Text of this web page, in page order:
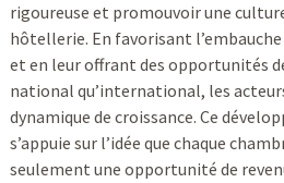
rigoureuse et promouvoir une
hôtellerie. En favorisant
et en leur offrant des opportunités
national qu’international, les
dynamique de croissance. Ce
s’appuie sur l’idée que chaque
seulement une opportunité de